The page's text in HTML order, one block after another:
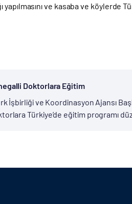
yapılmasını ve kasaba ve köylerde
Doktorlara Eğitim
İşbirliği ve Koordinasyon Ajansı
Türkiye’de eğitim programı